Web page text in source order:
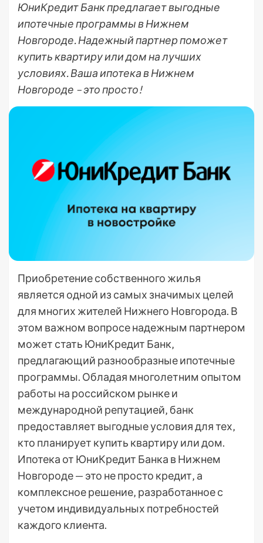
ЮниКредит Банк предлагает выгодные
ипотечные программы в Нижнем
Новгороде. Надежный партнер поможет
купить квартиру или дом на лучших
условиях. Ваша ипотека в Нижнем
Новгороде – это просто!
Приобретение собственного жилья
является одной из самых значимых целей
для многих жителей Нижнего Новгорода. В
этом важном вопросе надежным партнером
может стать ЮниКредит Банк‚
предлагающий разнообразные ипотечные
программы. Обладая многолетним опытом
работы на российском рынке и
международной репутацией‚ банк
предоставляет выгодные условия для тех‚
кто планирует купить квартиру или дом.
Ипотека от ЮниКредит Банка в Нижнем
Новгороде — это не просто кредит‚ а
комплексное решение‚ разработанное с
учетом индивидуальных потребностей
каждого клиента.